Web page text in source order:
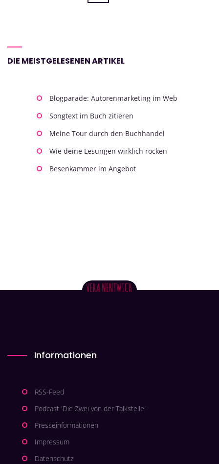
DIE MEISTGELESENEN ARTIKEL
Blogparade: Autorenmarketing im Web
Songtext im Buch zitieren
Meine Tour durch den Buchhandel
Wie deine Lesungen wirklich rocken
Besenkammer im Angebot
Informationen
RSS-Feed
Podcast 'Die Zwei von der Talkstelle'
Presseinformationen
Impressum
Datenschutz